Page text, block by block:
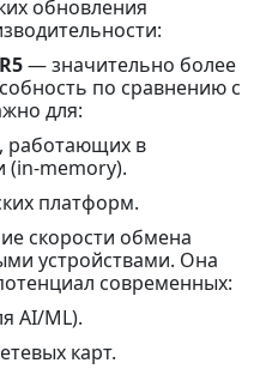
обновления
— значительно более
по сравнению с
для:
работающих в
(in-memory).
платформ.
скорости обмена
устройствами. Она
современных:
AI/ML).
карт.